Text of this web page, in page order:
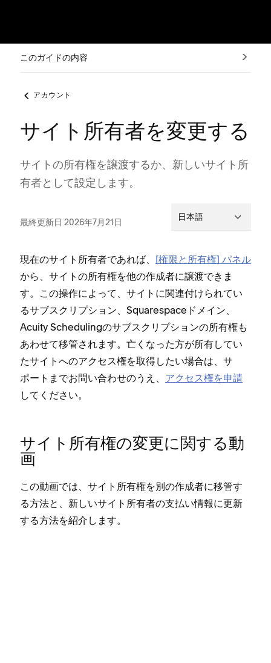
このガイドの内容
アカウント
サイト所有者を変更する
サイトの所有権を譲渡するか⁠、新しいサイト所
有者として設定します⁠。
最終更新日 2026年7月21日 日本語
現在のサイト所有者であれば⁠、 [⁠権限と所有権⁠] パネル
から⁠、サイトの所有権を他の作成者に譲渡できま
す⁠。この操作によ⁠って⁠、サイトに関連付けられてい
るサブスクリプシ⁠ョン⁠、Squarespaceドメイン⁠、
Acuity Schedulingのサブスクリプシ⁠ョンの所有権も
あわせて移管されます⁠。亡くな⁠った方が所有してい
たサイトへのアクセス権を取得したい場合は⁠、サ
ポ⁠ートまでお問い合わせのうえ⁠、 アクセス権を申請
してください⁠。
サイト所有権の変更に関する動
画
この動画では⁠、サイト所有権を別の作成者に移管す
る方法と⁠、新しいサイト所有者の支払い情報に更新
する方法を紹介します⁠。